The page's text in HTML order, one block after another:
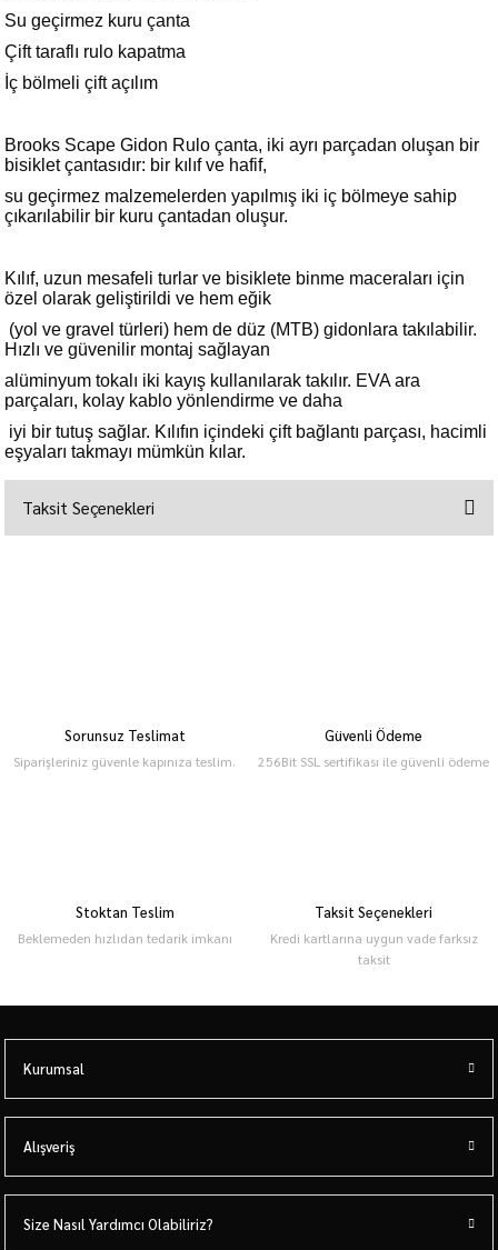
Su geçirmez kuru çanta
Çift taraflı rulo kapatma
İç bölmeli çift açılım
Brooks Scape Gidon Rulo çanta, iki ayrı parçadan oluşan bir
bisiklet çantasıdır: bir kılıf ve hafif,
su geçirmez malzemelerden yapılmış iki iç bölmeye sahip
çıkarılabilir bir kuru çantadan oluşur.
Kılıf, uzun mesafeli turlar ve bisiklete binme maceraları için
özel olarak geliştirildi ve hem eğik
(yol ve gravel türleri) hem de düz (MTB) gidonlara takılabilir.
Hızlı ve güvenilir montaj sağlayan
alüminyum tokalı iki kayış kullanılarak takılır. EVA ara
parçaları, kolay kablo yönlendirme ve daha
iyi bir tutuş sağlar. Kılıfın içindeki çift bağlantı parçası, hacimli
eşyaları takmayı mümkün kılar.
Taksit Seçenekleri
Sorunsuz Teslimat
Siparişleriniz güvenle kapınıza teslim.
Güvenli Ödeme
256Bit SSL sertifikası ile güvenli ödeme
Stoktan Teslim
Beklemeden hızlıdan tedarik imkanı
Taksit Seçenekleri
Kredi kartlarına uygun vade farksız
taksit
Kurumsal
Alışveriş
Size Nasıl Yardımcı Olabiliriz?